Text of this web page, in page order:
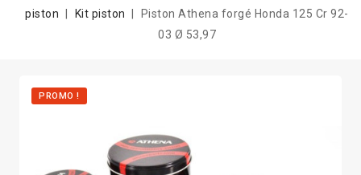
piston
Kit piston
Piston Athena forgé Honda 125 Cr 92-
03 Ø 53,97
PROMO !